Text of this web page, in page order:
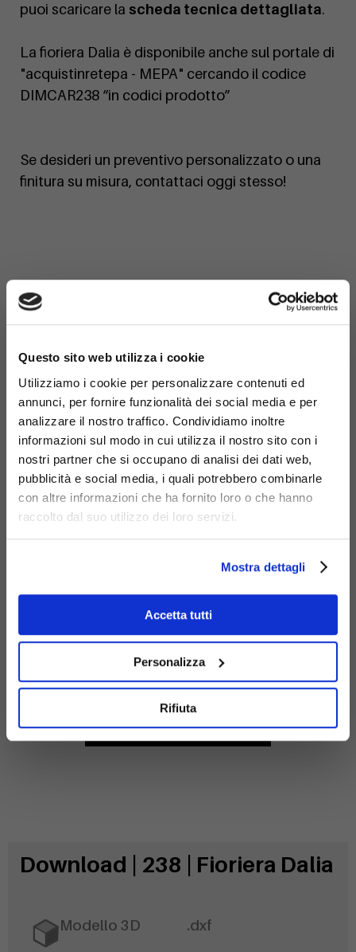
Questo sito web utilizza i cookie
Utilizziamo i cookie per personalizzare contenuti ed
annunci, per fornire funzionalità dei social media e per
analizzare il nostro traffico. Condividiamo inoltre
informazioni sul modo in cui utilizza il nostro sito con i
nostri partner che si occupano di analisi dei dati web,
pubblicità e social media, i quali potrebbero combinarle
con altre informazioni che ha fornito loro o che hanno
raccolto dal suo utilizzo dei loro servizi.
Mostra dettagli
Accetta tutti
Personalizza
Rifiuta
puoi scaricare la scheda tecnica dettagliata.
La fioriera Dalia è disponibile anche sul portale di
"acquistinretepa - MEPA" cercando il codice
DIMCAR238 “in codici prodotto”
Se desideri un preventivo personalizzato o una
finitura su misura, contattaci oggi stesso!
Materiali
Download | 238 | Fioriera Dalia
Modello 3D .dxf